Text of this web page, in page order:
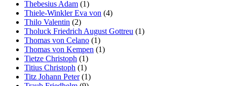
Thebesius Adam (1)
Thiele-Winkler Eva von (4)
Thilo Valentin (2)
Tholuck Friedrich August Gottreu (1)
Thomas von Celano (1)
Thomas von Kempen (1)
Tietze Christoph (1)
Titius Christoph (1)
Titz Johann Peter(1)